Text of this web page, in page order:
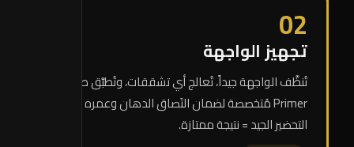
02
تجهيز الواجهة
تُنظَّف الواجهة جيداً، تُعالج أي تشققات، وتُطبَّق طبقة
Primer مُتخصصة لضمان التَصاق الدهان وعمره الطويل.
التحضير الجيد = نتيجة ممتازة.